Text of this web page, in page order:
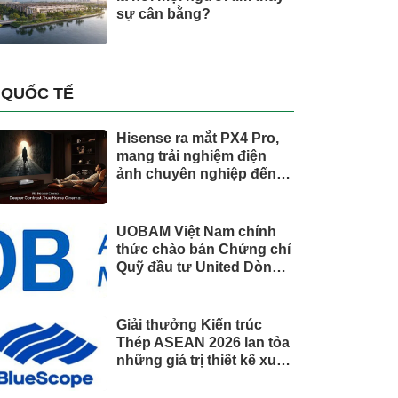
sự cân bằng?
QUỐC TẾ
Hisense ra mắt PX4 Pro,
mang trải nghiệm điện
ảnh chuyên nghiệp đến
UOBAM Việt Nam chính
thức chào bán Chứng chỉ
Quỹ đầu tư United Dòng
Giải thưởng Kiến trúc
Thép ASEAN 2026 lan tỏa
những giá trị thiết kế xuất